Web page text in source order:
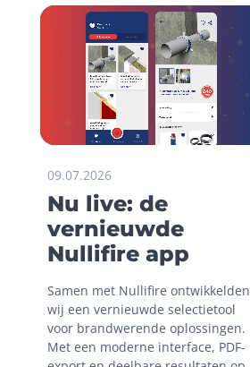
09.07.2026
Nu live: de
vernieuwde
Nullifire app
Samen met Nullifire ontwikkelden
wij een vernieuwde selectietool
voor brandwerende oplossingen.
Met een moderne interface, PDF-